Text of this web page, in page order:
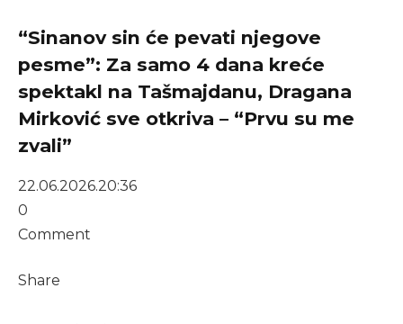
“Sinanov sin će pevati njegove
pesme”: Za samo 4 dana kreće
spektakl na Tašmajdanu, Dragana
Mirković sve otkriva – “Prvu su me
zvali”
22.06.2026.20:36
0
Comment
Share